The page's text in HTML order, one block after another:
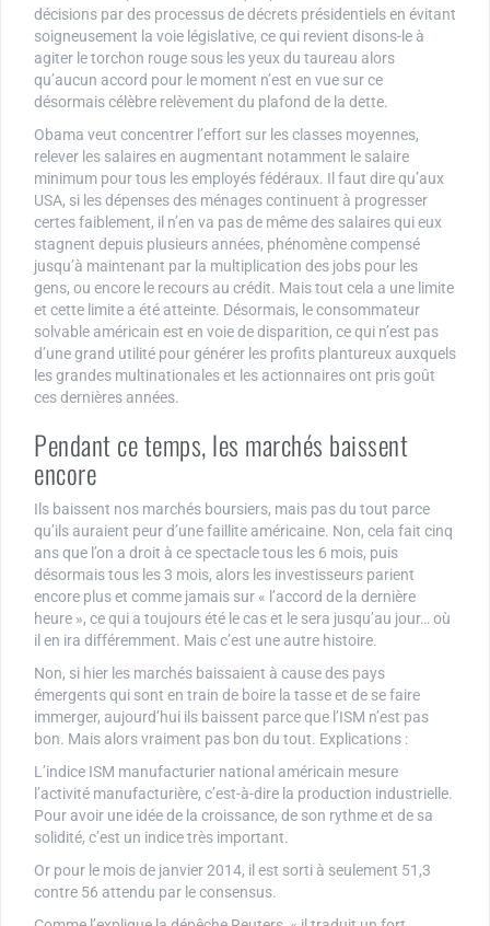
décisions par des processus de décrets présidentiels en évitant
soigneusement la voie législative, ce qui revient disons-le à
agiter le torchon rouge sous les yeux du taureau alors
qu’aucun accord pour le moment n’est en vue sur ce
désormais célèbre relèvement du plafond de la dette.
Obama veut concentrer l’effort sur les classes moyennes,
relever les salaires en augmentant notamment le salaire
minimum pour tous les employés fédéraux. Il faut dire qu’aux
USA, si les dépenses des ménages continuent à progresser
certes faiblement, il n’en va pas de même des salaires qui eux
stagnent depuis plusieurs années, phénomène compensé
jusqu’à maintenant par la multiplication des jobs pour les
gens, ou encore le recours au crédit. Mais tout cela a une limite
et cette limite a été atteinte. Désormais, le consommateur
solvable américain est en voie de disparition, ce qui n’est pas
d’une grand utilité pour générer les profits plantureux auxquels
les grandes multinationales et les actionnaires ont pris goût
ces dernières années.
Pendant ce temps, les marchés baissent
encore
Ils baissent nos marchés boursiers, mais pas du tout parce
qu’ils auraient peur d’une faillite américaine. Non, cela fait cinq
ans que l’on a droit à ce spectacle tous les 6 mois, puis
désormais tous les 3 mois, alors les investisseurs parient
encore plus et comme jamais sur « l’accord de la dernière
heure », ce qui a toujours été le cas et le sera jusqu’au jour… où
il en ira différemment. Mais c’est une autre histoire.
Non, si hier les marchés baissaient à cause des pays
émergents qui sont en train de boire la tasse et de se faire
immerger, aujourd’hui ils baissent parce que l’ISM n’est pas
bon. Mais alors vraiment pas bon du tout. Explications :
L’indice ISM manufacturier national américain mesure
l’activité manufacturière, c’est-à-dire la production industrielle.
Pour avoir une idée de la croissance, de son rythme et de sa
solidité, c’est un indice très important.
Or pour le mois de janvier 2014, il est sorti à seulement 51,3
contre 56 attendu par le consensus.